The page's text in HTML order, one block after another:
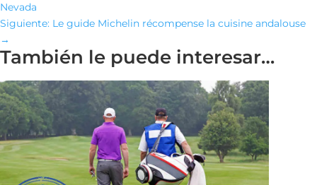
Nevada
Siguiente: Le guide Michelin récompense la cuisine andalouse
→
También le puede interesar…